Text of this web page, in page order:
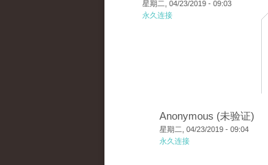
星期二, 04/23/2019 - 09:03
永久连接
Anonymous (未验证)
星期二, 04/23/2019 - 09:04
永久连接